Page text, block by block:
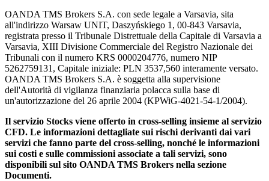
OANDA TMS Brokers S.A. con sede legale a Varsavia, sita
all'indirizzo Warsaw UNIT, Daszyńskiego 1, 00-843 Varsavia,
registrata presso il Tribunale Distrettuale della Capitale di Varsavia a
Varsavia, XIII Divisione Commerciale del Registro Nazionale dei
Tribunali con il numero KRS 0000204776, numero NIP
5262759131, Capitale iniziale: PLN 3537,560 interamente versato.
OANDA TMS Brokers S.A. è soggetta alla supervisione
dell'Autorità di vigilanza finanziaria polacca sulla base di
un'autorizzazione del 26 aprile 2004 (KPWiG-4021-54-1/2004).
Il servizio Stocks viene offerto in cross-selling insieme al servizio
CFD. Le informazioni dettagliate sui rischi derivanti dai vari
servizi che fanno parte del cross-selling, nonché le informazioni
sui costi e sulle commissioni associate a tali servizi, sono
disponibili sul sito OANDA TMS Brokers nella sezione
Documenti.